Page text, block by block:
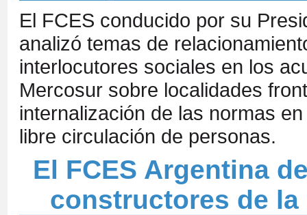
El FCES conducido por su
analizó temas de
interlocutores sociales en los
Mercosur sobre localidades
internalización de las normas
libre circulación de personas.
El FCES Argentina
constructores de la